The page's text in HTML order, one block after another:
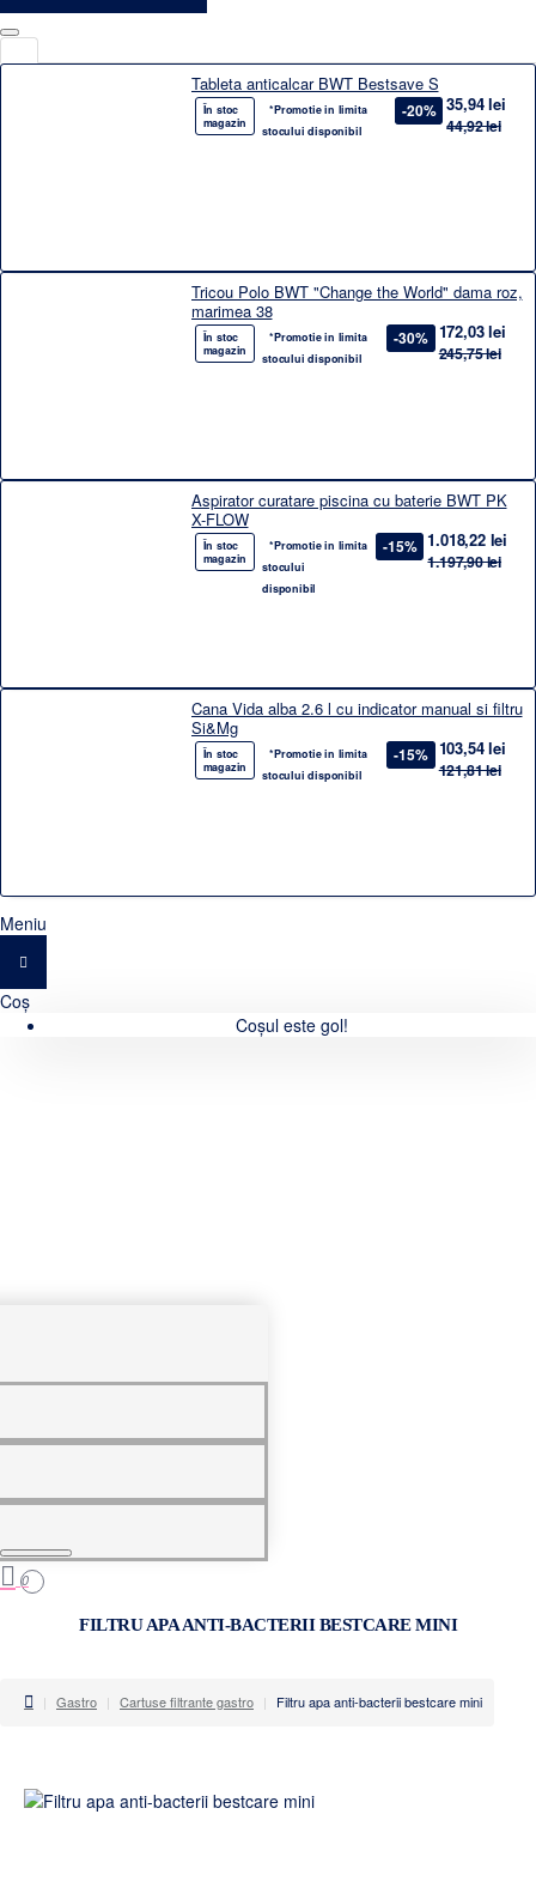
Tableta anticalcar BWT Bestsave S
În stoc
magazin
*Promotie in limita
stocului disponibil
-20% 35,94 lei
44,92 lei
Tricou Polo BWT "Change the World" dama roz,
marimea 38
În stoc
magazin
*Promotie in limita
stocului disponibil
-30% 172,03 lei
245,75 lei
Aspirator curatare piscina cu baterie BWT PK
X-FLOW
În stoc
magazin
*Promotie in limita
stocului
disponibil
-15% 1.018,22 lei
1.197,90 lei
Cana Vida alba 2.6 l cu indicator manual si filtru
Si&Mg
În stoc
magazin
*Promotie in limita
stocului disponibil
-15% 103,54 lei
121,81 lei
Meniu
Coș
Coșul este gol!
0
0
FILTRU APA ANTI-BACTERII BESTCARE MINI
homeGastro Cartuse filtrante gastro Filtru apa anti-bacterii bestcare mini